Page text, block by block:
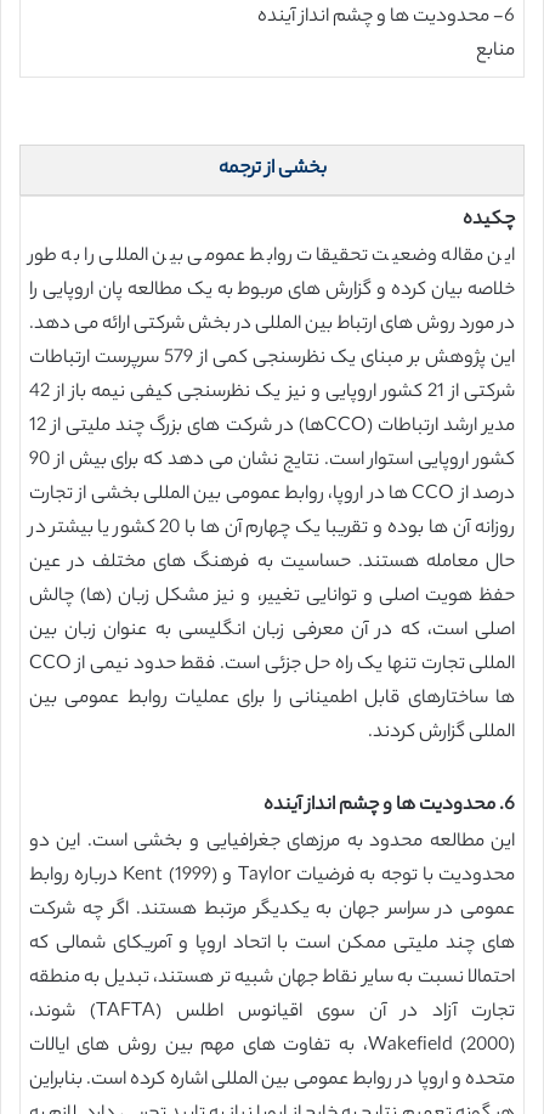
6- محدودیت ها و چشم انداز آینده
منابع
بخشی از ترجمه
چکیده
این مقاله وضعیت تحقیقات روابط عمومی بین المللی را به طور
خلاصه بیان کرده و گزارش های مربوط به یک مطالعه پان اروپایی را
در مورد روش های ارتباط بین المللی در بخش شرکتی ارائه می دهد.
این پژوهش بر مبنای یک نظرسنجی کمی از 579 سرپرست ارتباطات
شرکتی از 21 کشور اروپایی و نیز یک نظرسنجی کیفی نیمه باز از 42
مدیر ارشد ارتباطات (CCOها) در شرکت های بزرگ چند ملیتی از 12
کشور اروپایی استوار است. نتایج نشان می دهد که برای بیش از 90
درصد از CCO ها در اروپا، روابط عمومی بین المللی بخشی از تجارت
روزانه آن ها بوده و تقریبا یک چهارم آن ها با 20 کشور یا بیشتر در
حال معامله هستند. حساسیت به فرهنگ های مختلف در عین
حفظ هویت اصلی و توانایی تغییر، و نیز مشکل زبان (ها) چالش
اصلی است، که در آن معرفی زبان انگلیسی به عنوان زبان بین
المللی تجارت تنها یک راه حل جزئی است. فقط حدود نیمی از CCO
ها ساختارهای قابل اطمینانی را برای عملیات روابط عمومی بین
المللی گزارش کردند.
6. محدودیت ها و چشم انداز آینده
این مطالعه محدود به مرزهای جغرافیایی و بخشی است. این دو
محدودیت با توجه به فرضیات Taylor و Kent (1999) درباره روابط
عمومی در سراسر جهان به یکدیگر مرتبط هستند. اگر چه شرکت
های چند ملیتی ممکن است با اتحاد اروپا و آمریکای شمالی که
احتمالا نسبت به سایر نقاط جهان شبیه تر هستند، تبدیل به منطقه
تجارت آزاد در آن سوی اقیانوس اطلس (TAFTA) شوند،
Wakefield (2000)، به تفاوت های مهم بین روش های ایالات
متحده و اروپا در روابط عمومی بین المللی اشاره کرده است. بنابراین